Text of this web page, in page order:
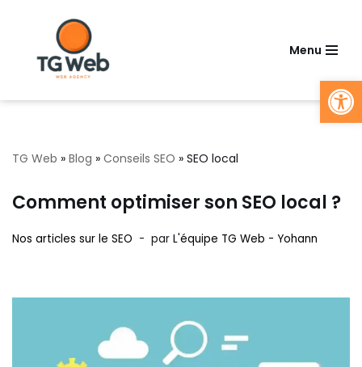
contenu
Menu
TG Web » Blog » Conseils SEO » SEO local
Comment optimiser son SEO local ?
Nos articles sur le SEO par L'équipe TG Web - Yohann